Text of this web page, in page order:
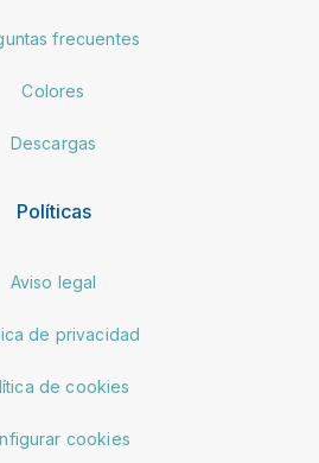
frecuentes
Colores
Descargas
Políticas
Aviso legal
de privacidad
de cookies
cookies